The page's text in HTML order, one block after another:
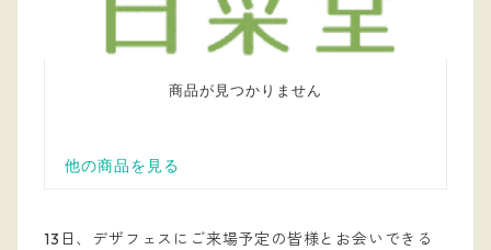
13日、デザフェスにご来場予定の皆様とお会いできる